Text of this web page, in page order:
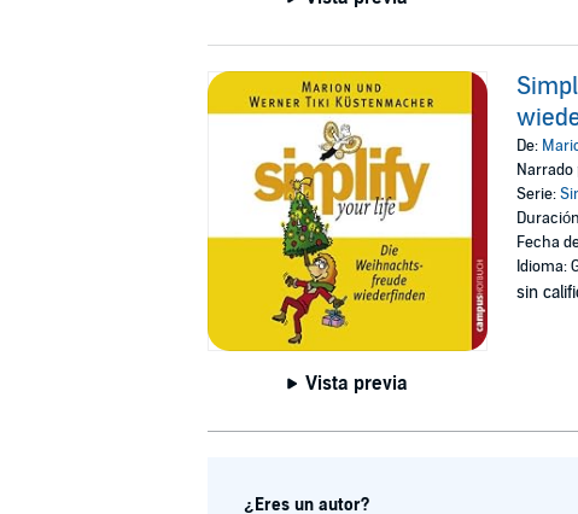
Vista previa
De:
Narrado
Serie:
Fecha
Idioma:
sin
¿Eres un autor?